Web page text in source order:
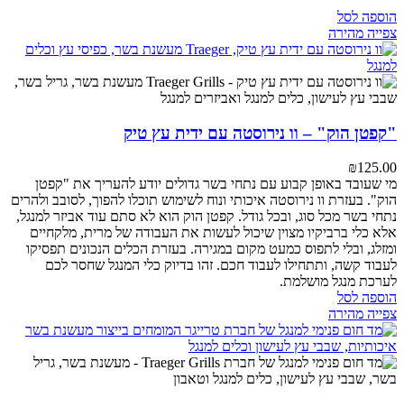
הוספה לסל
צפייה מהירה
"קפטן הוק" – וו נירוסטה עם ידית עץ טיק
₪125.00
מי שעובד באופן קבוע עם נתחי בשר גדולים יודע להעריך את "קפטן
הוק". בעזרת וו נירוסטה איכותי ונוח לשימוש תוכלו להפוך, לסובב ולהרים
נתחי בשר מכל סוג, ובכל גודל. קפטן הוק הוא לא סתם עוד אביזר למנגל,
אלא כלי ברביקיו מצוין שיכול לעשות את העבודה של מרית, מלקחיים
ומזלג, ובלי לתפוס כמעט מקום במגירה. בעזרת הכלים הנכונים תפסיקו
לעבוד קשה, ותתחילו לעבוד חכם. זהו בדיוק כלי המנגל שחסר לכם
לערכת מנגל מושלמת.
הוספה לסל
צפייה מהירה